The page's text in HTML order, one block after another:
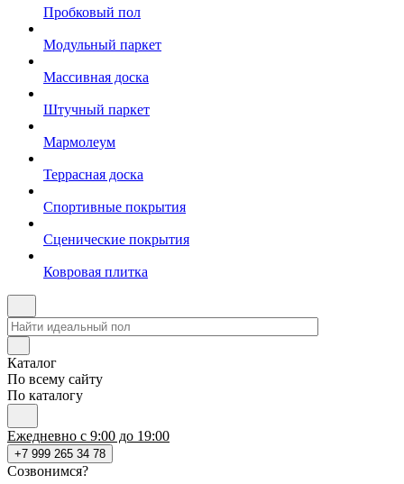
Пробковый пол
Модульный паркет
Массивная доска
Штучный паркет
Мармолеум
Террасная доска
Спортивные покрытия
Сценические покрытия
Ковровая плитка
Каталог
По всему сайту
По каталогу
Ежедневно с 9:00 до 19:00
+7 999 265 34 78
Созвонимся?